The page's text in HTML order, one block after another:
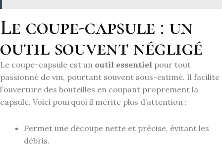
Le coupe-capsule : un
outil souvent négligé
Le coupe-capsule est un outil essentiel pour tout
passionné de vin, pourtant souvent sous-estimé. Il facilite
l’ouverture des bouteilles en coupant proprement la
capsule. Voici pourquoi il mérite plus d’attention :
Permet une découpe nette et précise, évitant les
débris.